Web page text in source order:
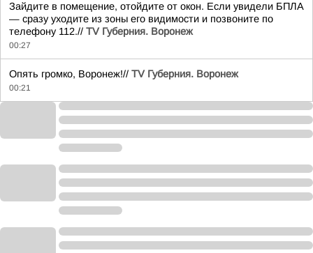
Зайдите в помещение, отойдите от окон. Если увидели БПЛА
— сразу уходите из зоны его видимости и позвоните по
телефону 112.// TV Губерния. Воронеж
00:27
Опять громко, Воронеж!// TV Губерния. Воронеж
00:21